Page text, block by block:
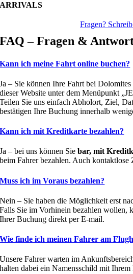
ARRIVALS
Fragen?
FAQ – Fragen &
Kann ich meine Fahrt online buchen?
Ja – Sie können Ihre Fahrt bei
dieser Website unter dem Menüpunkt
Teilen Sie uns einfach Abholort, Ziel,
bestätigen Ihre Buchung innerhalb
Kann ich mit Kreditkarte bezahlen?
Ja – bei uns können Siebar, mit
beim Fahrer bezahlen. Auch kontaktlose
Muss ich im Voraus bezahlen?
Nein – Sie haben die Möglichkeit erst
Falls Sie im Vorhinein bezahlen wollen,
Ihrer Buchung direkt per E-mail.
Wie finde ich meinen Fahrer am
Unsere Fahrer warten im
halten dabei ein Namensschild mit Ihrem